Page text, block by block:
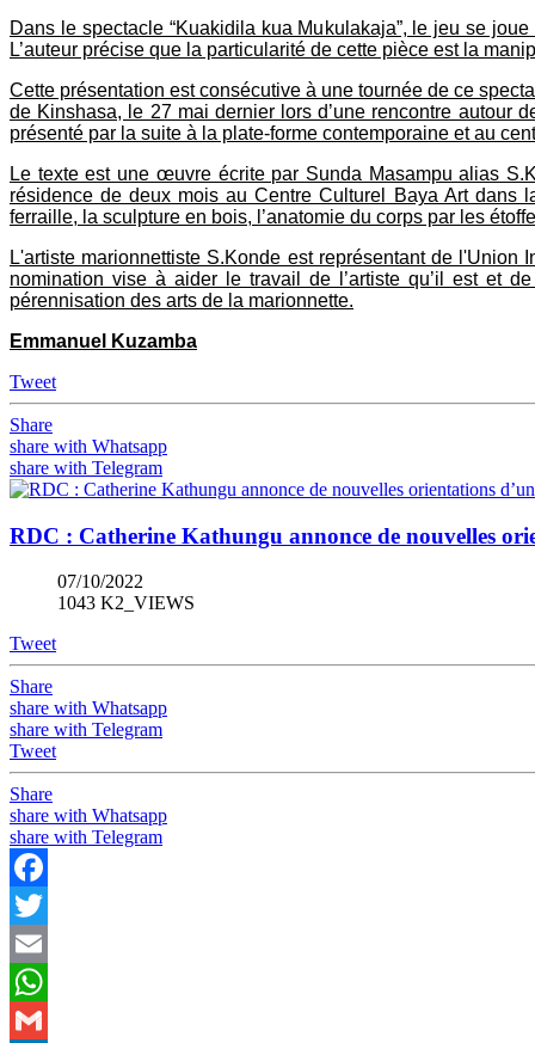
Dans le spectacle “Kuakidila kua Mukulakaja”, le jeu se
L’auteur précise que la particularité de cette pièce est la
Cette présentation est consécutive à une tournée de ce
de Kinshasa, le 27 mai dernier lors d’une rencontre autour
présenté par la suite à la plate-forme contemporaine et au
Le texte est une œuvre écrite par Sunda Masampu alias
résidence de deux mois au Centre Culturel Baya Art dans
ferraille, la sculpture en bois, l’anatomie du corps par les
L'artiste marionnettiste S.Konde est représentant de
nomination vise à aider le travail de l’artiste qu’il est et
pérennisation des arts de la marionnette.
Emmanuel Kuzamba
Tweet
Share
share with Whatsapp
share with Telegram
RDC : Catherine Kathungu annonce de nouvelles
07/10/2022
1043 K2_VIEWS
Tweet
Share
share with Whatsapp
share with Telegram
Tweet
Share
share with Whatsapp
share with Telegram
Facebook
Twitter
Email
WhatsApp